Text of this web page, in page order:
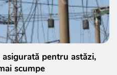
pentru astăzi,
scumpe